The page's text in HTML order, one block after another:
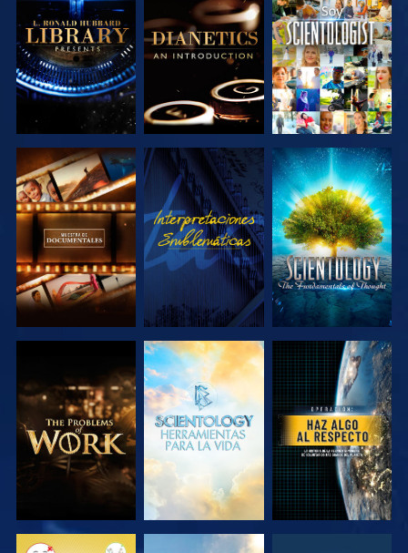
EXPLORA LAS
SERIES
EXPLORA LAS
SERIES
VE
EXPLORA LAS
SERIES
VE
EXPLORA LAS
SERIES
EXPLORA LAS
SERIES
EXPLORA LAS
SERIES
VE